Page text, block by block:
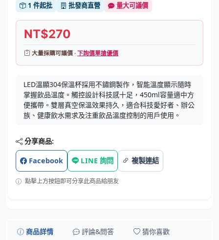
1 件起批 批發商直營 量大可議價
NT$270
大量採購可議價 ·下詢價單搶優價
LED溫顯304保溫杯採用不鏽鋼製作，智能溫度顯示隨時
掌握飲品溫度。觸控設計科技感十足，450ml容量適中方
便攜帶。雙層真空保溫效果持久，適合科技愛好者、辦公
族、健康飲水需求及注重飲品溫度控制的用戶使用。
分享商品:
Facebook LINE 詢問 複製連結
點擊上方按鈕即可分享此商品給朋友
商品詳情 評論&問答 猜你喜歡